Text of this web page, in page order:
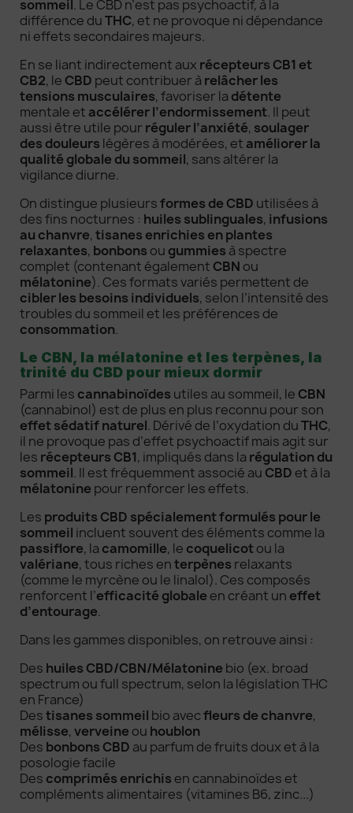
sommeil . Le CBD n’est pas psychoactif, à la
différence duTHC, et ne provoque ni dépendance
ni effets secondaires majeurs.
En se liant indirectement aux récepteurs CB1 et
CB2, le CBD peut contribuer à relâcher les
tensions musculaires, favoriser la détente
mentale et accélérer l’endormissement. Il peut
aussi être utile pour réguler l’anxiété, soulager
des douleurs légères à modérées, et améliorer la
qualité globale du sommeil, sans altérer la
vigilance diurne.
On distingue plusieursformes de CBD utilisées à
des fins nocturnes : huiles sublinguales, infusions
au chanvre,tisanes enrichies en plantes
relaxantes, bonbons ou gummies à spectre
complet (contenant également CBN ou
mélatonine). Ces formats variés permettent de
cibler les besoins individuels, selon l’intensité des
troubles du sommeil et les préférences de
consommation.
Le CBN, la mélatonine et les terpènes, la
trinité du CBD pour mieux dormir
Parmi les cannabinoïdes utiles au sommeil, le CBN
(cannabinol) est de plus en plus reconnu pour son
effet sédatif naturel. Dérivé de l’oxydation duTHC,
il ne provoque pas d’effet psychoactif mais agit sur
les récepteurs CB1, impliqués dans la régulation du
sommeil. Il est fréquemment associé au CBD et à la
mélatonine pour renforcer les effets.
Les produits CBD spécialement formulés pour le
sommeil incluent souvent des éléments comme la
passiflore, la camomille, le coquelicotou la
valériane, tous riches enterpènes relaxants
(comme le myrcène ou le linalol). Ces composés
renforcent l’efficacité globale en créant un effet
d’entourage.
Dans les gammes disponibles, on retrouve ainsi :
Des huiles CBD/CBN/Mélatonine bio (ex. broad
spectrum ou full spectrum, selon la législation THC
en France)
Destisanes sommeil bio avecfleurs de chanvre,
mélisse,verveine ou houblon
Des bonbons CBD au parfum de fruits doux et à la
posologie facile
Des comprimés enrichis en cannabinoïdes et
compléments alimentaires (vitamines B6, zinc...)